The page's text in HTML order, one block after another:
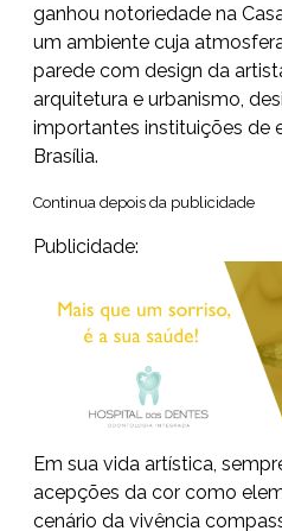
ganhou notoriedade na
um ambiente cuja
parede com design da
arquitetura e urbanismo,
importantes instituições de
Brasília.
Continua depois da publicidade
Publicidade:
Em sua vida artística,
acepções da cor como
cenário da vivência